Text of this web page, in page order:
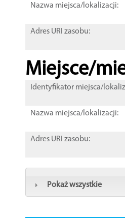
Nazwa miejsca/lokalizacji:
Adres URI zasobu:
Miejsce/
Identyfikator miejsca/
Nazwa miejsca/lokalizacji:
Adres URI zasobu:
Pokaż wszystkie